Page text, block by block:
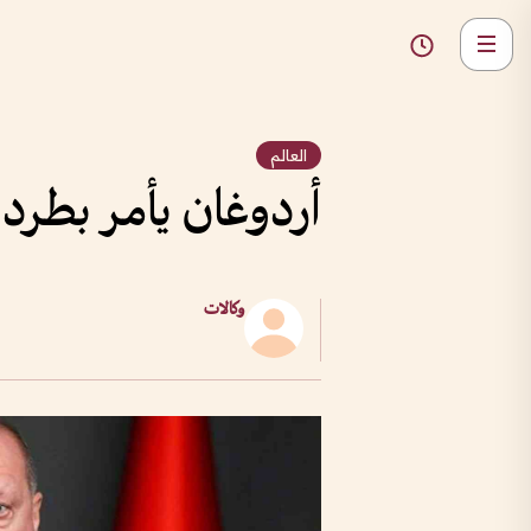
العالم
أردوغان يأمر بطرد 10 سفراء بسبب
وكالات